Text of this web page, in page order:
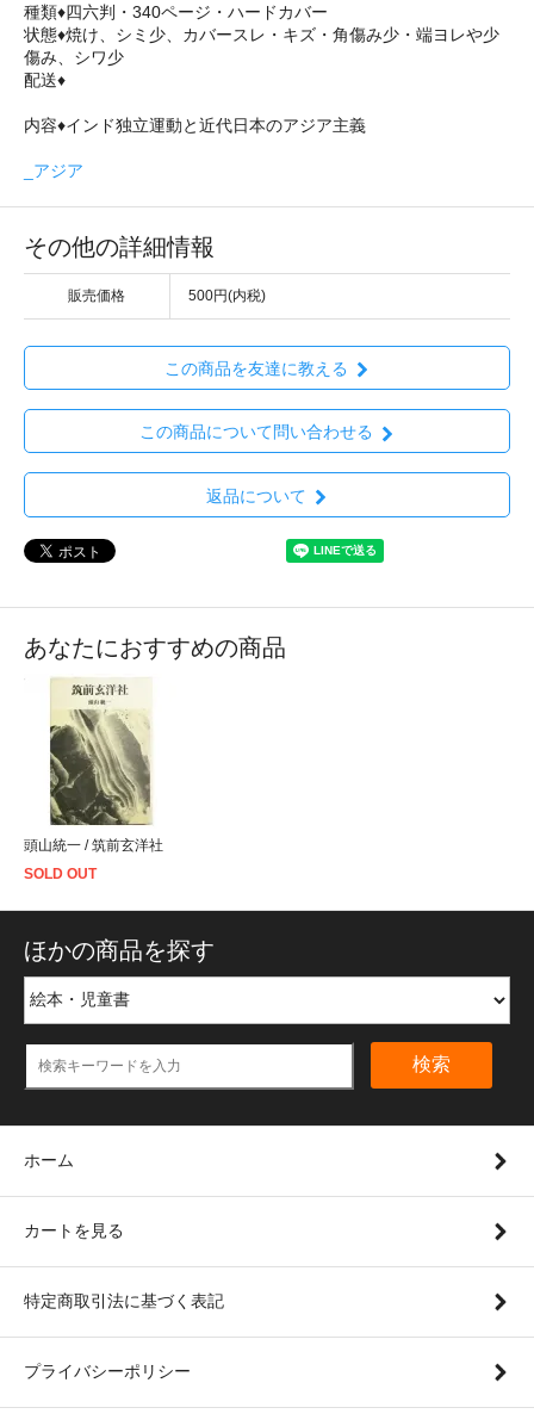
種類♦四六判・340ページ・ハードカバー
状態♦焼け、シミ少、カバースレ・キズ・角傷み少・端ヨレや少
傷み、シワ少
配送♦
内容♦インド独立運動と近代日本のアジア主義
_アジア
その他の詳細情報
販売価格 500円(内税)
この商品を友達に教える
この商品について問い合わせる
返品について
あなたにおすすめの商品
頭山統一 / 筑前玄洋社
SOLD OUT
ほかの商品を探す
検索
ホーム
カートを見る
特定商取引法に基づく表記
プライバシーポリシー